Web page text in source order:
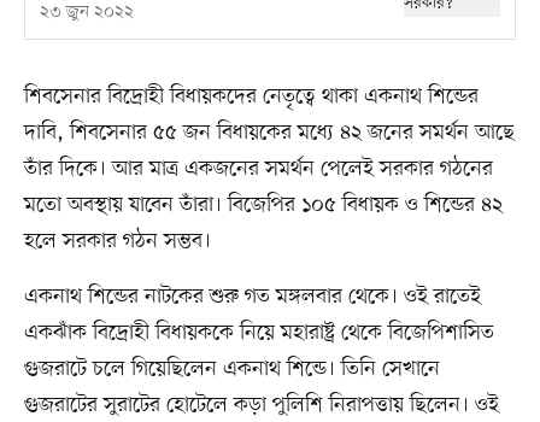
২৩ জুন ২০২২
শিবসেনার বিদ্রোহী বিধায়কদের নেতৃত্বে থাকা একনাথ শিন্ডের
দাবি, শিবসেনার ৫৫ জন বিধায়কের মধ্যে ৪২ জনের সমর্থন আছে
তাঁর দিকে। আর মাত্র একজনের সমর্থন পেলেই সরকার গঠনের
মতো অবস্থায় যাবেন তাঁরা। বিজেপির ১০৫ বিধায়ক ও শিন্ডের ৪২
হলে সরকার গঠন সম্ভব।
একনাথ শিন্ডের নাটকের শুরু গত মঙ্গলবার থেকে। ওই রাতেই
একঝাঁক বিদ্রোহী বিধায়ককে নিয়ে মহারাষ্ট্র থেকে বিজেপিশাসিত
গুজরাটে চলে গিয়েছিলেন একনাথ শিন্ডে। তিনি সেখানে
গুজরাটের সুরাটের হোটেলে কড়া পুলিশি নিরাপত্তায় ছিলেন। ওই